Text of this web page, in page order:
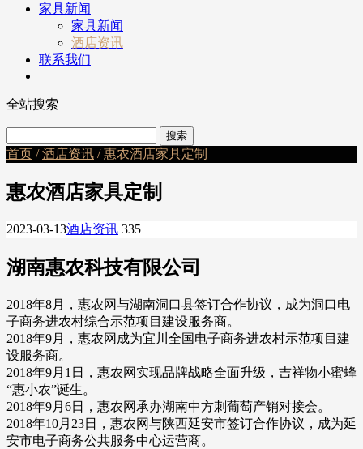
家具新闻
家具新闻
酒店资讯
联系我们
全站搜索
首页 /酒店资讯 / 惠农酒店家具定制
惠农酒店家具定制
2023-03-13酒店资讯 335
湖南惠农科技有限公司
2018年8月，惠农网与湖南洞口县签订合作协议，成为洞口电
子商务进农村综合示范项目建设服务商。
2018年9月，惠农网成为宜川全国电子商务进农村示范项目建
设服务商。
2018年9月1日，惠农网实现品牌战略全面升级，吉祥物小蜜蜂
“惠小农”诞生。
2018年9月6日，惠农网承办湖南中方刺葡萄产销对接会。
2018年10月23日，惠农网与陕西延安市签订合作协议，成为延
安市电子商务公共服务中心运营商。